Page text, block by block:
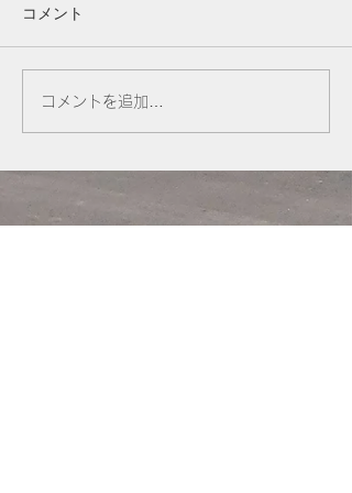
メルセデスベンツ Ｅクラ
ス アンビエント吹き出し
コメント
コメントを追加…